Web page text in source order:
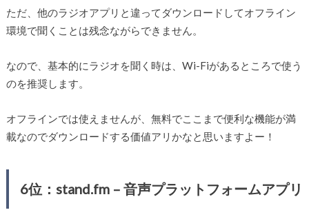
ただ、他のラジオアプリと違ってダウンロードしてオフライン
環境で聞くことは残念ながらできません。
なので、基本的にラジオを聞く時は、Wi-Fiがあるところで使う
のを推奨します。
オフラインでは使えませんが、無料でここまで便利な機能が満
載なのでダウンロードする価値アリかなと思いますよー！
6位：stand.fm – 音声プラットフォームアプリ